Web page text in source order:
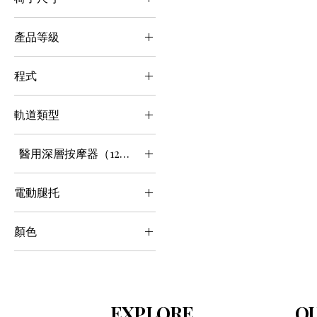
TFT按鈕控制
標準
產品等級
先進的
入門級
程式
1-5個項目
6-10個項目
軌道類型
L 軌道
全身SL
醫用深層按摩器（12公分機制）
標準
電動腿托
不
是的
顏色
Green